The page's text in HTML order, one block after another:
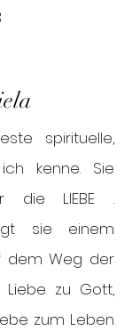
spirituelle,
kenne. Sie
die LIEBE .
sie einem
dem Weg der
Liebe zu Gott,
zum Leben